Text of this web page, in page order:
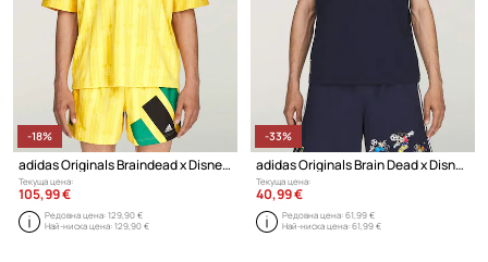
-18%
adidas Originals Braindead x Disney тениска мъжка
Текуща цена:
105,99 €
Редовна цена:129,90 €
Най-ниска цена:129,90 €
-33%
adidas Originals Brain Dead x Disney тениска от памук мъжка
Текуща цена:
40,99 €
Редовна цена:61,99 €
Най-ниска цена:61,99 €